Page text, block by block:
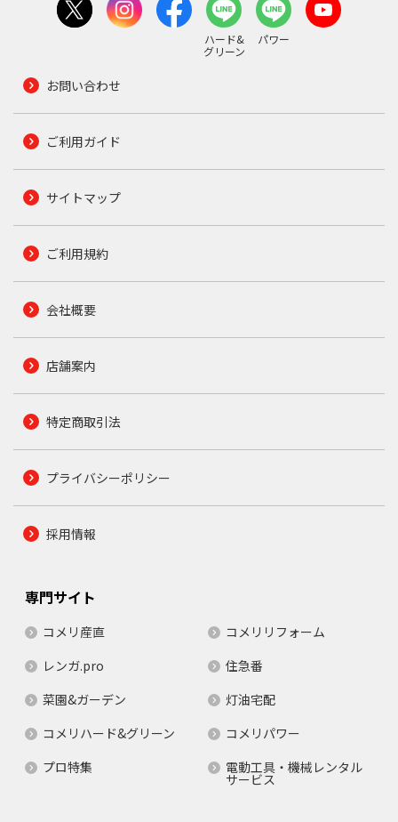
ハード&
グリーン
パワー
お問い合わせ
ご利用ガイド
サイトマップ
ご利用規約
会社概要
店舗案内
特定商取引法
プライバシーポリシー
採用情報
専門サイト
コメリ産直
コメリリフォーム
レンガ.pro
住急番
菜園&ガーデン
灯油宅配
コメリハード&グリーン
コメリパワー
プロ特集
電動工具・機械レンタル
サービス